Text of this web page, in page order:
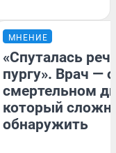
МНЕНИЕ
«Спуталась
пургу». Врач — о
смертельном
который
обнаружить